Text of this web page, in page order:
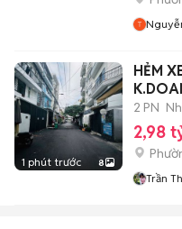
1 phút trước 8
HẺM
MART
2 PN
2,98
Trần